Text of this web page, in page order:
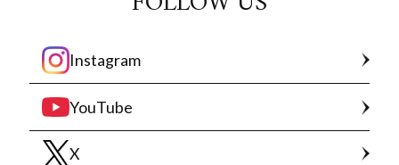
Instagram
YouTube
X